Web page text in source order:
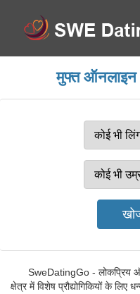
मुफ्त ऑनलाइन
SweDatingGo - लोकप्रिय
क्षेत्र में विशेष प्रौद्योगिकियों के